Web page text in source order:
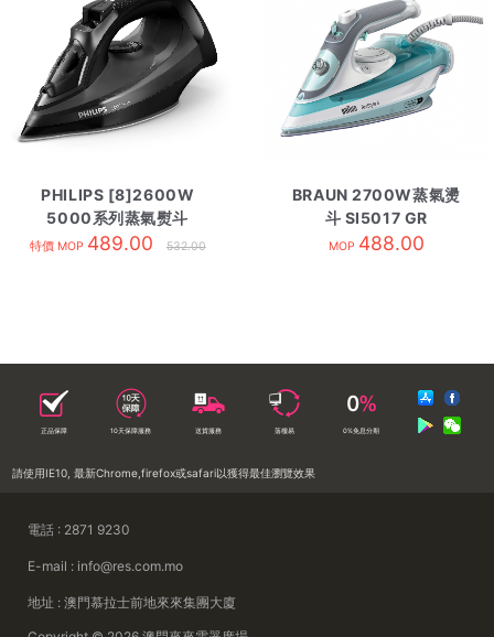
PHILIPS [8]2600W
5000系列蒸氣熨斗
DST5040/86 黑色
特價 MOP 489.00 532.00
BRAUN 2700W蒸氣燙
斗 SI5017 GR
MOP 488.00
正品保障 10天保障服務 送貨服務 落樓易 0%免息分期
請使用IE10, 最新Chrome,firefox或safari以獲得最佳瀏覽效果
電話 : 2871 9230
E-mail : info@res.com.mo
地址 : 澳門慕拉士前地來來集團大廈